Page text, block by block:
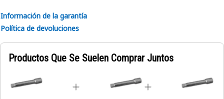
Información de la garantía
Política de devoluciones
Productos Que Se Suelen Comprar Juntos